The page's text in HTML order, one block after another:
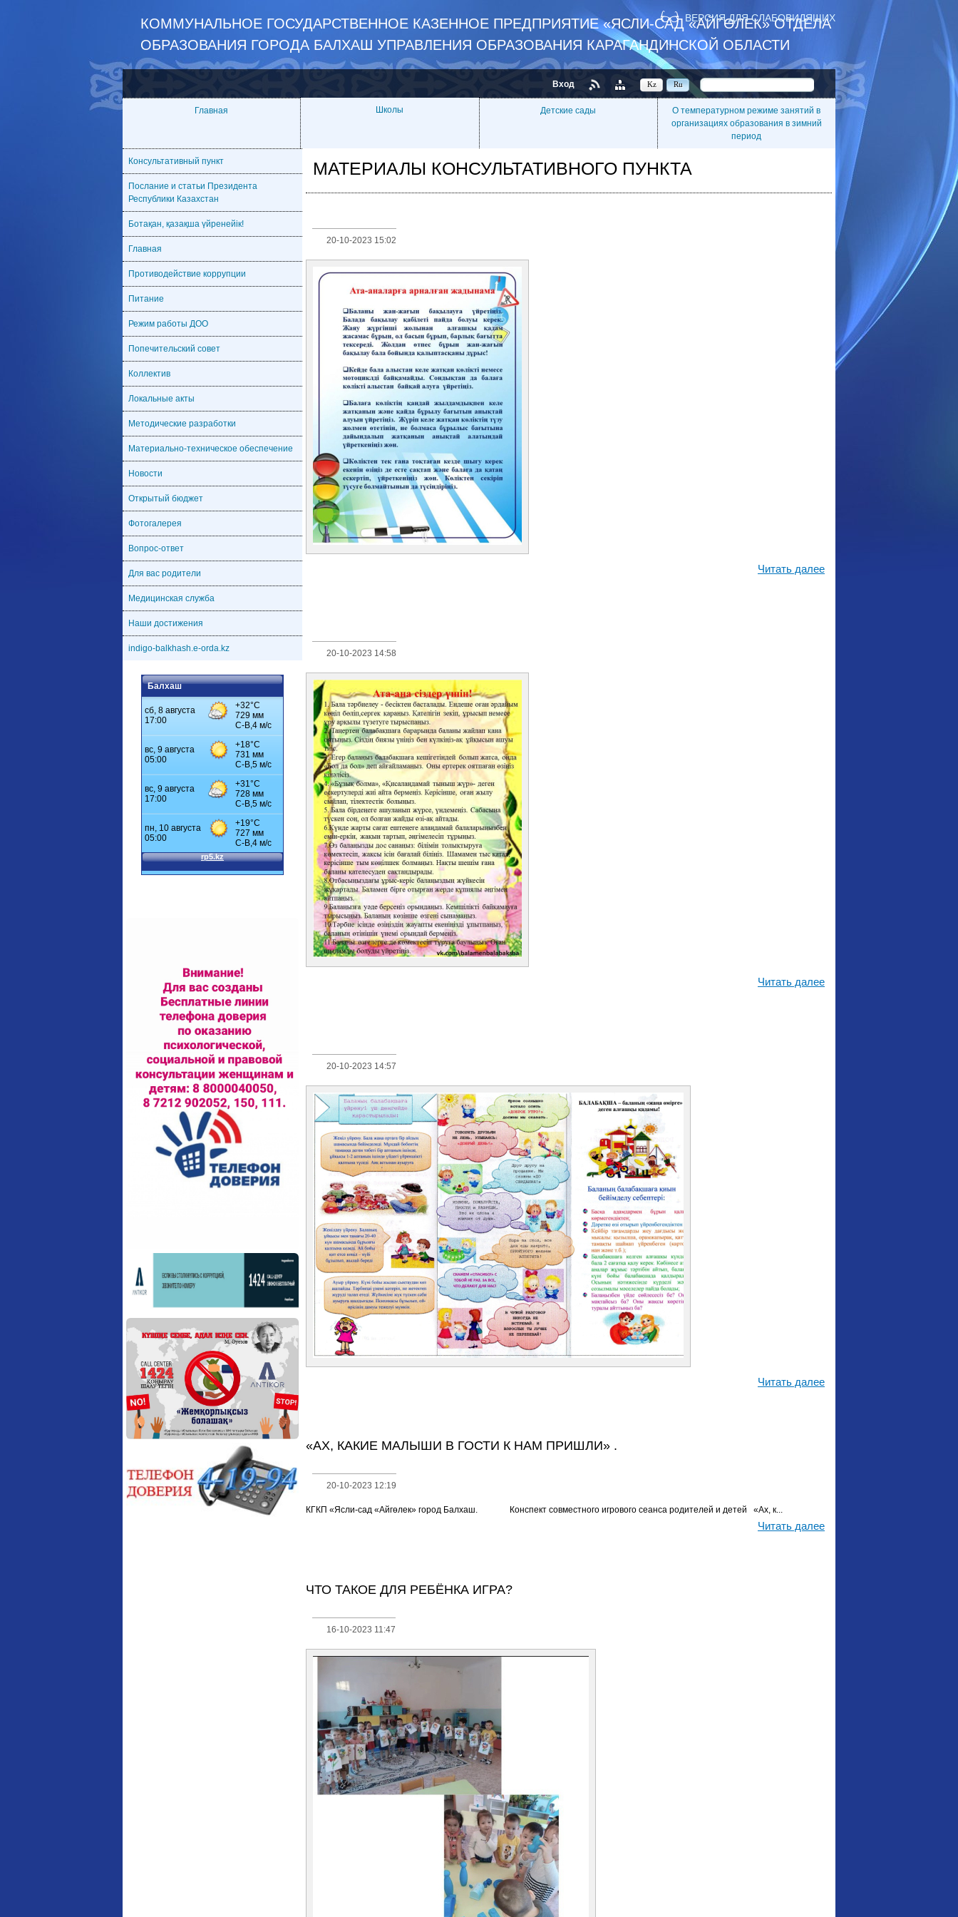
КОММУНАЛЬНОЕ ГОСУДАРСТВЕННОЕ КАЗЕННОЕ ПРЕДПРИЯТИЕ «ЯСЛИ-САД «АЙГӨЛЕК» ОТДЕЛА
ОБРАЗОВАНИЯ ГОРОДА БАЛХАШ УПРАВЛЕНИЯ ОБРАЗОВАНИЯ КАРАГАНДИНСКОЙ ОБЛАСТИ
ВЕРСИЯ ДЛЯ СЛАБОВИДЯЩИХ
Ru
Kz
Вход
Главная Школы Детские сады
О температурном режиме занятий в
организациях образования в зимний
период
Консультативный пункт
Послание и статьи Президента
Республики Казахстан
Ботақан, қазақша үйренейік!
Главная
Противодействие коррупции
Питание
Режим работы ДОО
Попечительский совет
Коллектив
Локальные акты
Методические разработки
Материально-техническое обеспечение
Новости
Открытый бюджет
Фотогалерея
Вопрос-ответ
Для вас родители
Медицинская служба
Наши достижения
indigo-balkhash.e-orda.kz
Балхаш
МАТЕРИАЛЫ КОНСУЛЬТАТИВНОГО ПУНКТА
20-10-2023 15:02
Читать далее
20-10-2023 14:58
Читать далее
20-10-2023 14:57
Читать далее
«АХ, КАКИЕ МАЛЫШИ В ГОСТИ К НАМ ПРИШЛИ» .
20-10-2023 12:19
КГКП «Ясли-сад «Айгөлек» город Балхаш. Конспект совместного игрового сеанса родителей и детей «Ах, к...
Читать далее
ЧТО ТАКОЕ ДЛЯ РЕБЁНКА ИГРА?
16-10-2023 11:47